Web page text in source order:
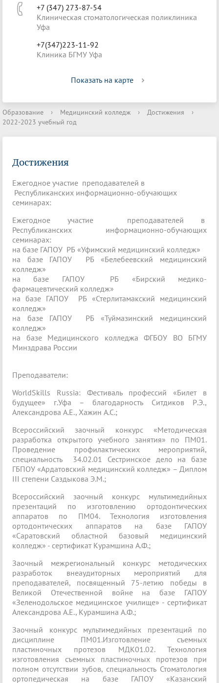
+7 (347) 273-87-54
Клиническая стоматологическая поликлиника
Уфа
+7(347)223-11-92
Клиника БГМУ Уфа
Показать на карте
Образование › Медицинский колледж › Достижения
›
2022-2023 учебный год
Достижения
Ежегодное участие преподавателей в
Республиканских информационно-обучающих
семинарах:
Ежегодное участие преподавателей в
Республиканских информационно-обучающих
семинарах:
на базе ГАПОУ РБ «Уфимский медицинский колледж»
на базе ГАПОУ РБ «Белебеевский медицинский
колледж»
на базе ГАПОУ РБ «Бирский медико-
фармацевтический колледж»
на базе ГАПОУ РБ «Стерлитамакский медицинский
колледж»
на базе ГАПОУ РБ «Туймазинский медицинский
колледж»
на базе Медицинского колледжа ФГБОУ ВО БГМУ
Минздрава России
Преподаватели:
WorldSkills Russia: Фестиваль профессий «Билет в
будущее» г.Уфа – благодарность Ситдиков Р.Э.,
Александрова А.Е., Хажин А.С.;
Всероссийский заочный конкурс «Методическая
разработка открытого учебного занятия» по ПМ01.
Проведение профилактических мероприятий,
специальность 34.02.01 Сестринское дело на базе
ГБПОУ «Ардатовский медицинский колледж» – Диплом
III степени Саздыкова Э.М.;
Всероссийский заочный конкурс мультимедийных
презентаций по изготовлению ортодонтических
аппаратов по ПМ04. Технология изготовления
ортодонтических аппаратов на базе ГАПОУ
«Саратовский областной базовый медицинский
колледж» - сертификат Курамшина А.Ф.;
Заочный межрегиональный конкурс методических
разработок внеаудиторных мероприятий для
преподавателей, посвященный 75-летию победы в
Великой Отечественной войне на базе ГАПОУ
«Зеленодольское медицинское училище» - сертификат
Александрова А.Е., Курамшина А.Ф.;
Заочный конкурс мультимедийных презентаций по
дисциплине ПМ01.Изготовление съемных
пластиночных протезов МДК01.02. Технология
изготовления съемных пластиночных протезов при
полном отсутствии зубов, специальность Стоматология
ортопедическая на базе ГАПОУ «Казанский